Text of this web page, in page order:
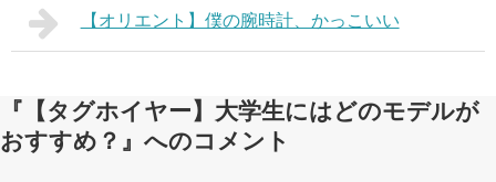
【オリエント】僕の腕時計、かっこいい
『【タグホイヤー】大学生にはどのモデルが
おすすめ？』へのコメント